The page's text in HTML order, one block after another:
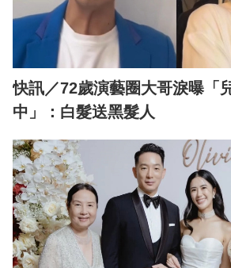
快訊／72歲演藝圈大哥淚曝「
中」：白髮送黑髮人